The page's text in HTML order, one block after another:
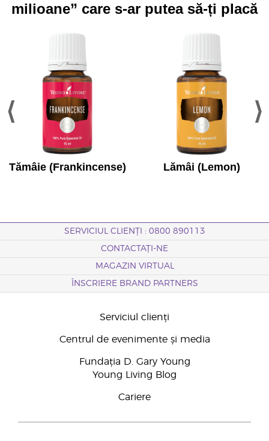
milioane” care s-ar putea să-ți placă
Tămâie (Frankincense) Lămâi (Lemon)
SERVICIUL CLIENȚI : 0800 890113
CONTACTAȚI-NE
MAGAZIN VIRTUAL
ÎNSCRIERE BRAND PARTNERS
Serviciul clienți
Centrul de evenimente și media
Fundația D. Gary Young
Young Living Blog
Cariere